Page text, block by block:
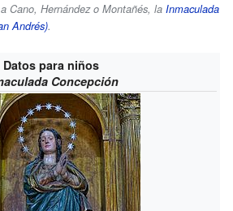
Cano, Hernández o Montañés, la Inmaculada
Andrés).
Datos para niños
Concepción